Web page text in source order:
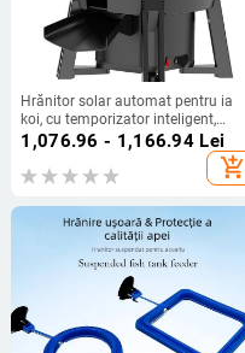
Hrănitor solar automat pentru ia
koi, cu temporizator inteligent,
pentru interior și exterior, hranire pe
suprafață mare.
1,076.96 - 1,166.94 Lei
add_shopping_cart